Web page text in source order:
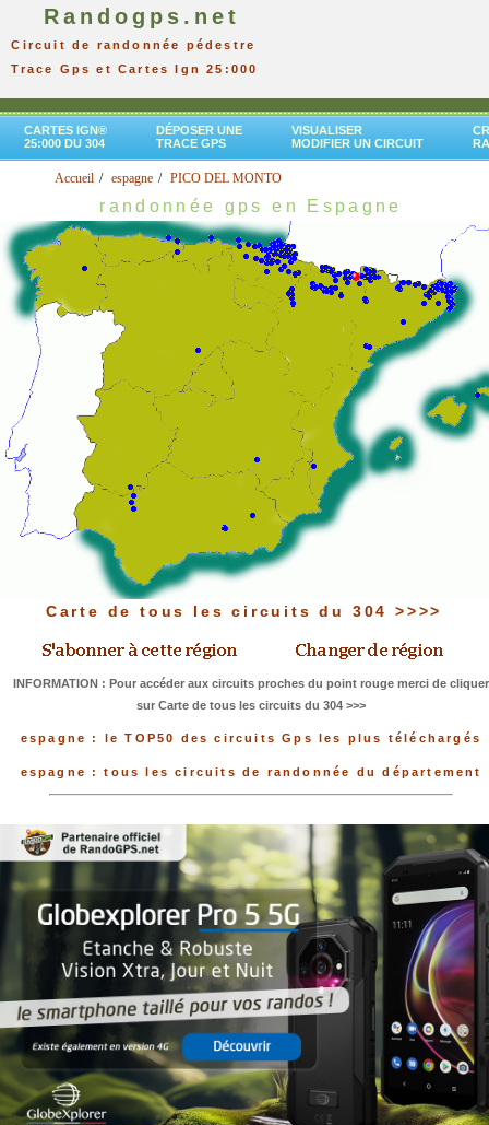
Randogps.net
Circuit de randonnée pédestre
Trace Gps et Cartes Ign 25:000
CARTES IGN®
25:000 DU 304
DÉPOSER UNE
TRACE GPS
VISUALISER
MODIFIER UN CIRCUIT
Accueil espagne PICO DEL MONTO
randonnée gps en Espagne
Carte de tous les circuits du 304 >>>>
INFORMATION : Pour accéder aux circuits proches du point rouge merci de cliquer
sur Carte de tous les circuits du 304 >>>
espagne : le TOP50 des circuits Gps les plus téléchargés
espagne : tous les circuits de randonnée du département